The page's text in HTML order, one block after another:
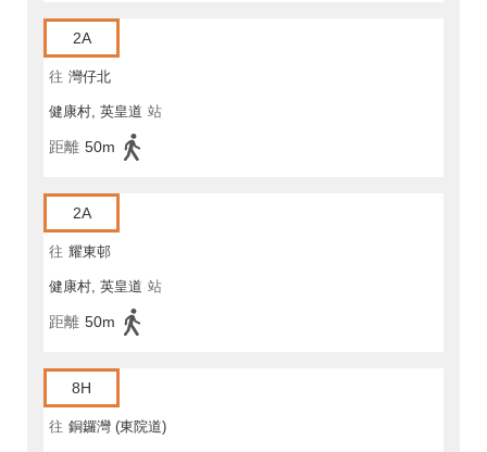
2A
往 灣仔北
健康村, 英皇道 站
距離 50m
2A
往 耀東邨
健康村, 英皇道 站
距離 50m
8H
往 銅鑼灣 (東院道)